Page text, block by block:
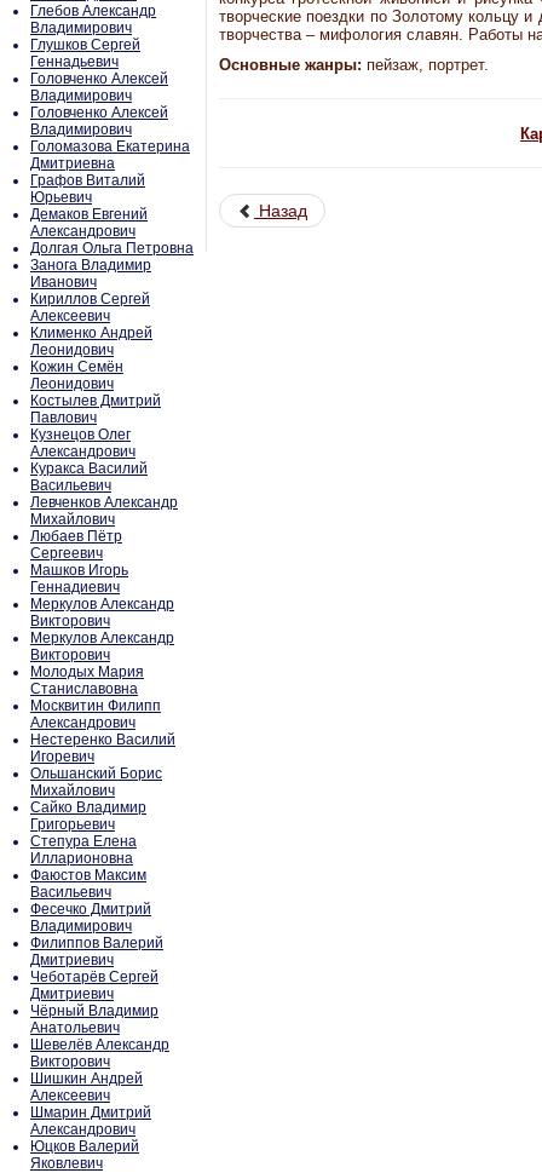
Глебов Александр
Владимирович
Глушков Сергей
Геннадьевич
Головченко Алексей
Владимирович
Головченко Алексей
Владимирович
Голомазова Екатерина
Дмитриевна
Графов Виталий
Юрьевич
Демаков Евгений
Александрович
Долгая Ольга Петровна
Занога Владимир
Иванович
Кириллов Сергей
Алексеевич
Клименко Андрей
Леонидович
Кожин Семён
Леонидович
Костылев Дмитрий
Павлович
Кузнецов Олег
Александрович
Куракса Василий
Васильевич
Левченков Александр
Михайлович
Любаев Пётр
Сергеевич
Машков Игорь
Геннадиевич
Меркулов Александр
Викторович
Меркулов Александр
Викторович
Молодых Мария
Станиславовна
Москвитин Филипп
Александрович
Нестеренко Василий
Игоревич
Ольшанский Борис
Михайлович
Сайко Владимир
Григорьевич
Степура Елена
Илларионовна
Фаюстов Максим
Васильевич
Фесечко Дмитрий
Владимирович
Филиппов Валерий
Дмитриевич
Чеботарёв Сергей
Дмитриевич
Чёрный Владимир
Анатольевич
Шевелёв Александр
Викторович
Шишкин Андрей
Алексеевич
Шмарин Дмитрий
Александрович
Юцков Валерий
Яковлевич
творческие поездки по Золотому кольцу
творчества – мифология славян. Работы
Основные жанры: пейзаж, портрет.
Назад